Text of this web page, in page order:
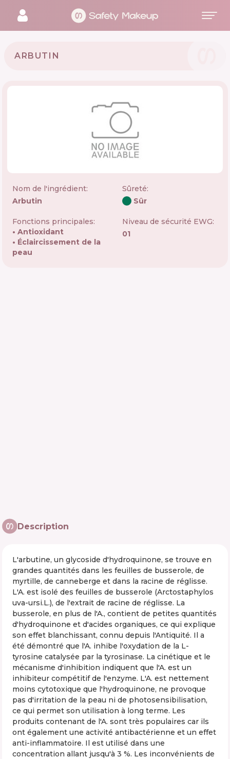
ARBUTIN
Nom de l'ingrédient:
Arbutin
Sûreté:
Sûr
Fonctions principales:
Antioxidant
Éclaircissement de la
peau
Niveau de sécurité EWG:
01
Description
L'arbutine, un glycoside d'hydroquinone, se trouve en
grandes quantités dans les feuilles de busserole, de
myrtille, de canneberge et dans la racine de réglisse.
L'A. est isolé des feuilles de busserole (Arctostaphylos
uva-ursi.L.), de l'extrait de racine de réglisse. La
busserole, en plus de l'A., contient de petites quantités
d'hydroquinone et d'acides organiques, ce qui explique
son effet blanchissant, connu depuis l'Antiquité. Il a
été démontré que l'A. inhibe l'oxydation de la L-
tyrosine catalysée par la tyrosinase. La cinétique et le
mécanisme d'inhibition indiquent que l'A. est un
inhibiteur compétitif de l'enzyme. L'A. est nettement
moins cytotoxique que l'hydroquinone, ne provoque
pas d'irritation de la peau ni de photosensibilisation,
ce qui permet son utilisation à long terme. Les
produits contenant de l'A. sont très populaires car ils
ont également une activité antibactérienne et un effet
anti-inflammatoire. Il est utilisé dans une
concentration allant jusqu'à 3 %. Les inconvénients de